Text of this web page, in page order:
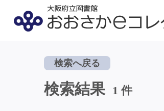
検索へ戻る
検索結果 1 件